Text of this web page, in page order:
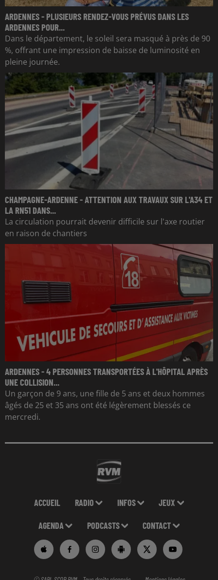
ARDENNES - PLUSIEURS RENDEZ-VOUS PRÉVUS DANS LES
ARDENNES POUR...
Dans le département, le soleil sera masqué à près de 90
%, offrant une impression de baisse de luminosité en
pleine journée.
CHAMPAGNE-ARDENNE - ATTENTION AUX TRAVAUX SUR L'A34 ET
LA RN51 DANS...
La circulation pourrait devenir difficile sur l'axe routier
en raison de chantiers
ARDENNES - 4 PERSONNES TRANSPORTÉES À L'HÔPITAL APRÈS
UNE COLLISION...
Un garçon de 9 ans, une fille de 5 ans et deux hommes
âgés de 25 et 35 ans ont été légèrement blessés ce
mercredi.
ACCUEIL RADIO INFOS JEUX
AGENDA PODCASTS CONTACT